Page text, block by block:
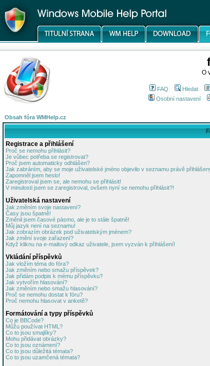
O
FAQ Hledat
Osobní nastavení
Obsah fóra WMHelp.cz
Registrace a přihlášení
Proč se nemohu přihlásit?
Je vůbec potřeba se registrovat?
Proč jsem automaticky odhlášen?
Jak zabráním, aby se moje uživatelské jméno objevilo v seznamu právě
Zapomněl jsem heslo!
Zaregistroval jsem se, ale nemohu se přihlásit!
V minulosti jsem se zaregistroval, ovšem nyní se nemohu přihlásit?!
Uživatelská nastavení
Jak změním svoje nastavení?
Časy jsou špatně!
Změnil jsem časové pásmo, ale je to stále špatně!
Můj jazyk není na seznamu!
Jak zobrazím obrázek pod uživatelským jménem?
Jak změní svoje zařazení?
Když kliknu na e-mailový odkaz uživatele, jsem vyzván k přihlášení!
Vkládání příspěvků
Jak vložím téma do fóra?
Jak změním nebo smažu příspěvek?
Jak přidám podpis k mému příspěvku?
Jak vytvořím hlasování?
Jak změním nebo smažu hlasování?
Proč se nemohu dostat k fóru?
Proč nemohu hlasovat v anketě?
Formátování a typy příspěvků
Co je BBCode?
Můžu používat HTML?
Co to jsou smajlíky?
Mohu přidávat obrázky?
Co to jsou oznámení?
Co to jsou důležitá témata?
Co to jsou uzamčená témata?